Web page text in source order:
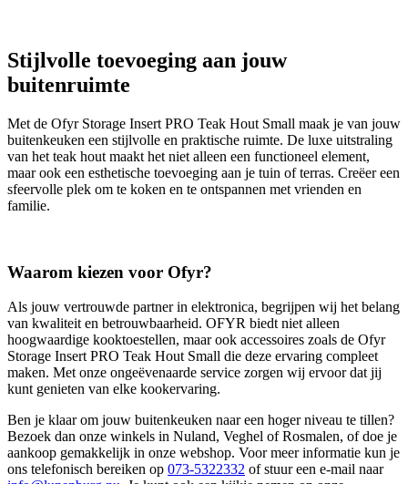
Stijlvolle toevoeging aan jouw
buitenruimte
Met de Ofyr Storage Insert PRO Teak Hout Small maak je van jouw
buitenkeuken een stijlvolle en praktische ruimte. De luxe uitstraling
van het teak hout maakt het niet alleen een functioneel element,
maar ook een esthetische toevoeging aan je tuin of terras. Creëer een
sfeervolle plek om te koken en te ontspannen met vrienden en
familie.
Waarom kiezen voor Ofyr?
Als jouw vertrouwde partner in elektronica, begrijpen wij het belang
van kwaliteit en betrouwbaarheid. OFYR biedt niet alleen
hoogwaardige kooktoestellen, maar ook accessoires zoals de Ofyr
Storage Insert PRO Teak Hout Small die deze ervaring compleet
maken. Met onze ongeëvenaarde service zorgen wij ervoor dat jij
kunt genieten van elke kookervaring.
Ben je klaar om jouw buitenkeuken naar een hoger niveau te tillen?
Bezoek dan onze winkels in Nuland, Veghel of Rosmalen, of doe je
aankoop gemakkelijk in onze webshop. Voor meer informatie kun je
ons telefonisch bereiken op 073-5322332 of stuur een e-mail naar